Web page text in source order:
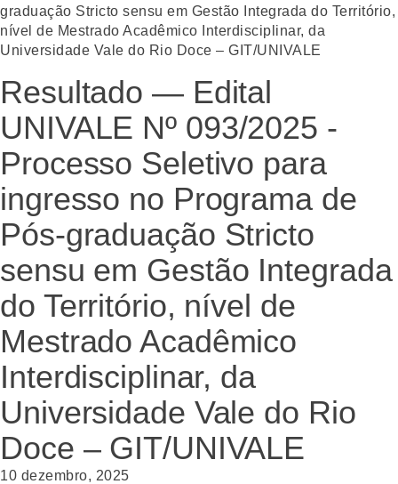
graduação Stricto sensu em Gestão Integrada do Território,
nível de Mestrado Acadêmico Interdisciplinar, da
Universidade Vale do Rio Doce – GIT/UNIVALE
Resultado — Edital
UNIVALE Nº 093/2025 -
Processo Seletivo para
ingresso no Programa de
Pós-graduação Stricto
sensu em Gestão Integrada
do Território, nível de
Mestrado Acadêmico
Interdisciplinar, da
Universidade Vale do Rio
Doce – GIT/UNIVALE
10 dezembro, 2025